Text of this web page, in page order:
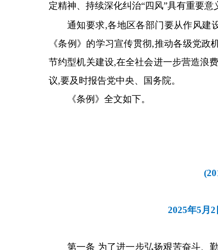
定精神、持续深化纠治“四风”具有重要意
通知要求,各地区各部门要从作风建
《条例》的学习宣传贯彻,推动各级党
节约型机关建设,在全社会进一步营造浪
议,要及时报告党中央、国务院。
《条例》全文如下。
2025年5月
第一条 为了进一步弘扬艰苦奋斗、